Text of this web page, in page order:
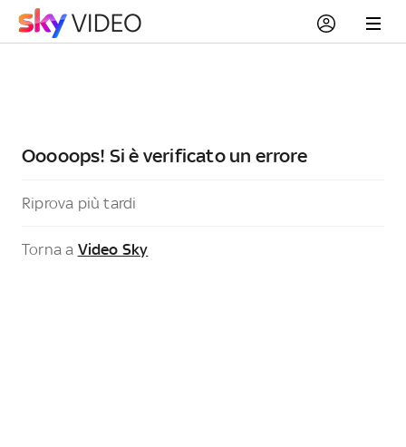
Ooooops! Si è verificato un errore
Riprova più tardi
Torna a Video Sky